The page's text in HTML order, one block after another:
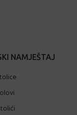
NAMJEŠTAJ